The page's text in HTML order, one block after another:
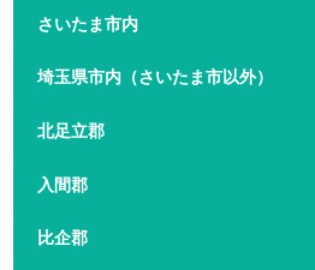
さいたま市内
埼玉県市内（さいたま市以外）
北足立郡
入間郡
比企郡